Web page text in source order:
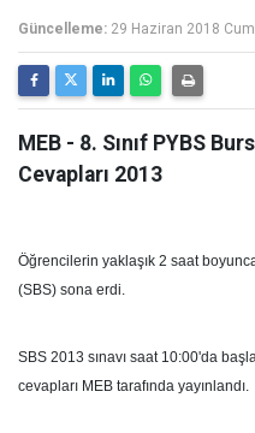
Güncelleme: 29 Haziran 2018
MEB - 8. Sınıf PYBS
Cevapları 2013
Öğrencilerin yaklaşık 2 saat
(SBS) sona erdi.
SBS 2013 sınavı saat 10:00'da
cevapları MEB tarafında yayınlandı.